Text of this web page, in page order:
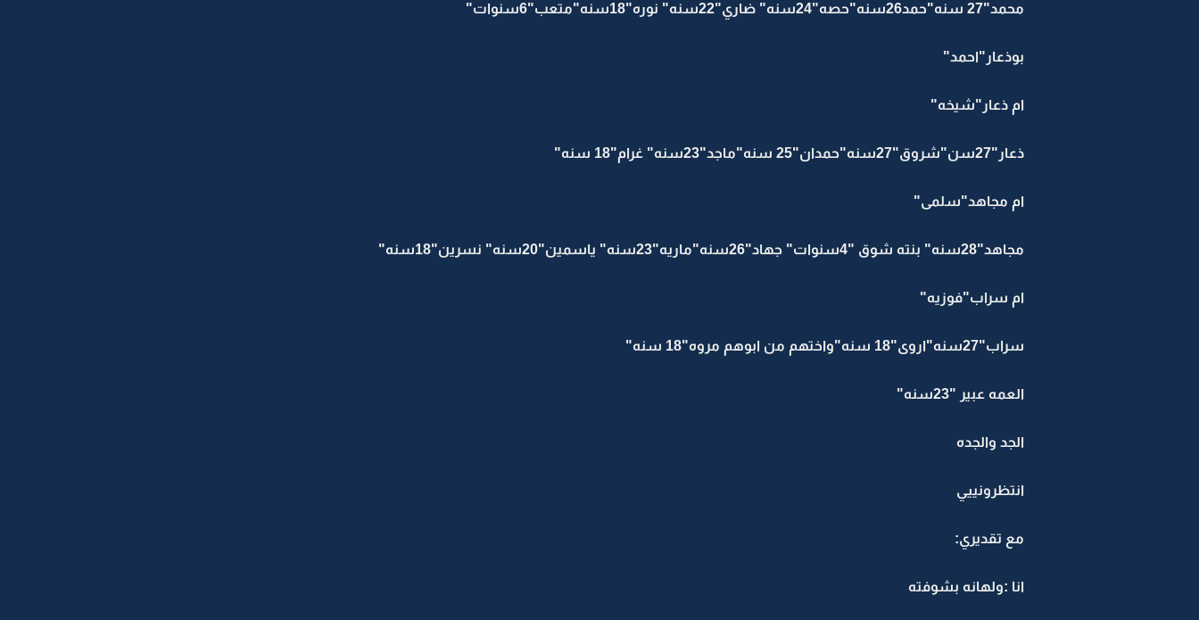
محمد"27 سنه"حمد26سنه"حصه"24سنه" ضاري"22سنه" نوره"18سنه"متعب"6سنوات"
بوذعار"احمد"
ام ذعار"شيخه"
ذعار"27سن"شروق"27سنه"حمدان"25 سنه"ماجد"23سنه" غرام"18 سنه"
ام مجاهد"سلمى"
مجاهد"28سنه" بنته شوق "4سنوات" جهاد"26سنه"ماريه"23سنه" ياسمين"20سنه" نسرين"18سنه"
ام سراب"فوزيه"
سراب"27سنه"اروى"18 سنه"واختهم من ابوهم مروه"18 سنه"
العمه عبير "23سنه"
الجد والجده
انتظرونييي
مع تقديري:
انا :ولهانه بشوفته